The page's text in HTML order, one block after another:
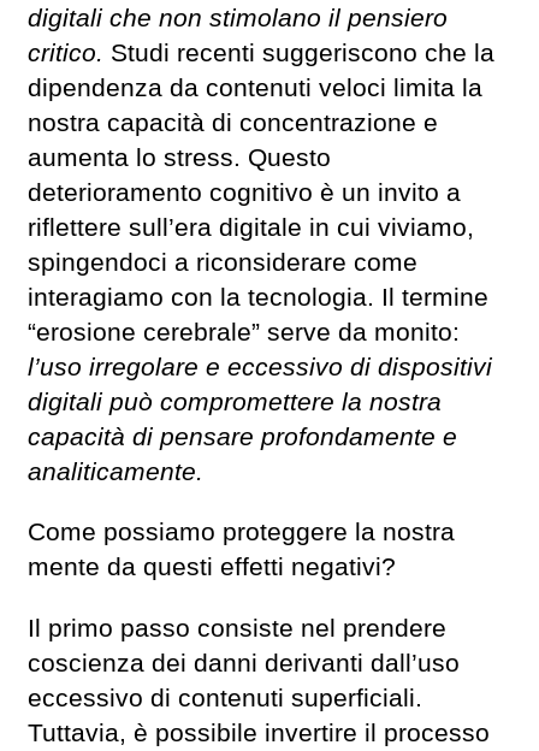
digitali che non stimolano il pensiero
critico. Studi recenti suggeriscono che la
dipendenza da contenuti veloci limita la
nostra capacità di concentrazione e
aumenta lo stress. Questo
deterioramento cognitivo è un invito a
riflettere sull’era digitale in cui viviamo,
spingendoci a riconsiderare come
interagiamo con la tecnologia. Il termine
“erosione cerebrale” serve da monito:
l’uso irregolare e eccessivo di dispositivi
digitali può compromettere la nostra
capacità di pensare profondamente e
analiticamente.
Come possiamo proteggere la nostra
mente da questi effetti negativi?
Il primo passo consiste nel prendere
coscienza dei danni derivanti dall’uso
eccessivo di contenuti superficiali.
Tuttavia, è possibile invertire il processo